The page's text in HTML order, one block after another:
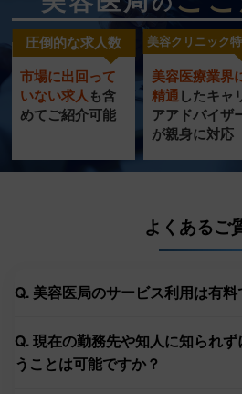
美容クリニック
特化型
圧倒的
求人数
圧倒的な求人数
市場に出回って
いない求人も含
めてご紹介可能
美容クリニック
美容医療業界
精通したキャ
アアドバイザ
が親身に対応
よくあるご
Q. 美容医局のサービス利用は有料
Q. 現在の勤務先や知人に知られ
うことは可能ですか？